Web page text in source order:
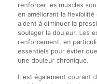
renforcer les muscles
en améliorant la
aident à diminuer la
soulager la douleur. Les
renforcement, en
essentiels pour éviter
une douleur chronique.
Il est également courant